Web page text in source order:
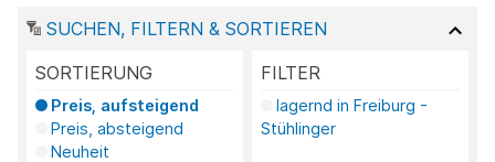
SUCHEN, FILTERN & SORTIEREN
SORTIERUNG
Preis, aufsteigend
Preis, absteigend
Neuheit
FILTER
lagernd in Freiburg -
Stühlinger